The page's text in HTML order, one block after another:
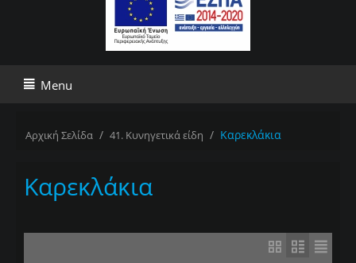
Menu
Αρχική Σελίδα / 41. Κυνηγετικά είδη / Καρεκλάκια
Καρεκλάκια